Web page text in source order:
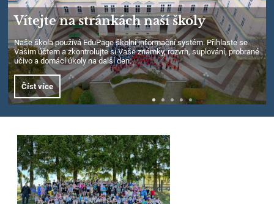
Vítejte na stránkách naší školy
Naše škola používá EduPage školní informační systém. Přihlaste se
Vašim účtem a zkontrolujte si Vaše známky, rozvrh, suplování, probrané
učivo a domácí úkoly na další den.
Číst více